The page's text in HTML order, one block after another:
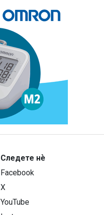
Следете нѐ
Facebook
X
YouTube